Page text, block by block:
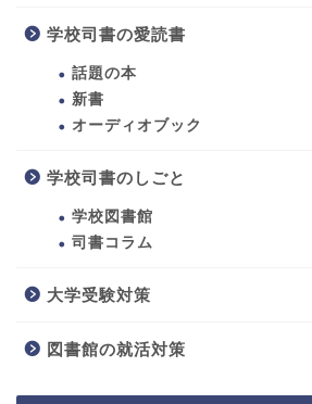
学校司書の愛読書
話題の本
新書
オーディオブック
学校司書のしごと
学校図書館
司書コラム
大学受験対策
図書館の就活対策